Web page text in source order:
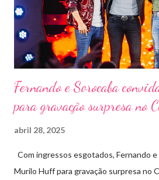
Pontal Rodeo Music reforça mais uma
social: os ingressos poderão ser
não perecível. Toda a arr...
Fernando e Sorocaba
para gravação surpresa no
abril 28, 2025
Com ingressos esgotados, Fernando e
Murilo Huff para gravação surpresa no